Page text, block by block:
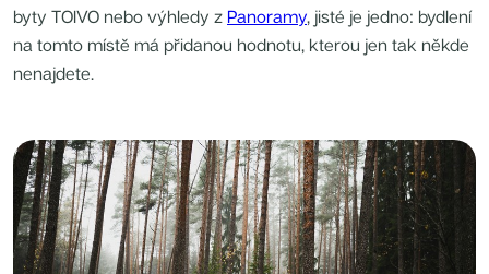
byty TOIVO nebo výhledy z Panoramy, jisté je jedno: bydlení
na tomto místě má přidanou hodnotu, kterou jen tak někde
nenajdete.